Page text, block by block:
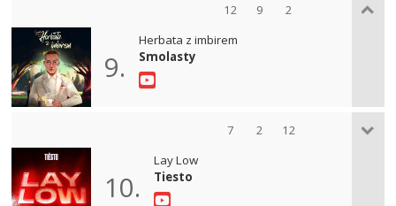
12 9 2
9.
Herbata z imbirem
Smolasty
7 2 12
10.
Lay Low
Tiesto